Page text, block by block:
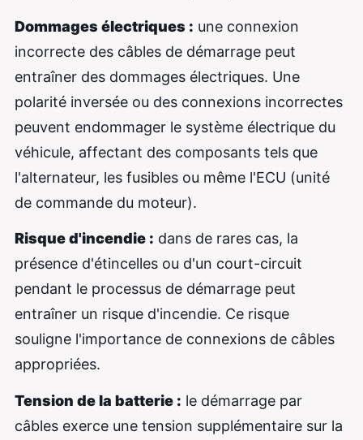
Dommages électriques : une connexion
incorrecte des câbles de démarrage peut
entraîner des dommages électriques. Une
polarité inversée ou des connexions incorrectes
peuvent endommager le système électrique du
véhicule, affectant des composants tels que
l'alternateur, les fusibles ou même l'ECU (unité
de commande du moteur).
Risque d'incendie : dans de rares cas, la
présence d'étincelles ou d'un court-circuit
pendant le processus de démarrage peut
entraîner un risque d'incendie. Ce risque
souligne l'importance de connexions de câbles
appropriées.
Tension de la batterie : le démarrage par
câbles exerce une tension supplémentaire sur la